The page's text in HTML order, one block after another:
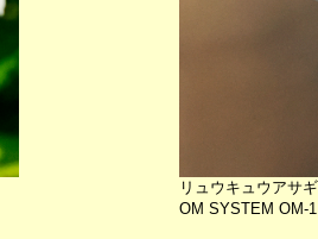
リュウキュウアサ
OM SYSTEM OM-